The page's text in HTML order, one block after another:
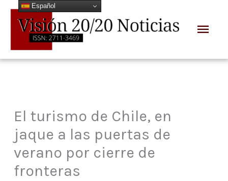
contenido
El turismo de Chile, en
jaque a las puertas de
verano por cierre de
fronteras
Español